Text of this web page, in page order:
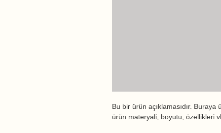
Bu bir ürün açıklamasıdır.
ürün materyali, boyutu, özellikleri